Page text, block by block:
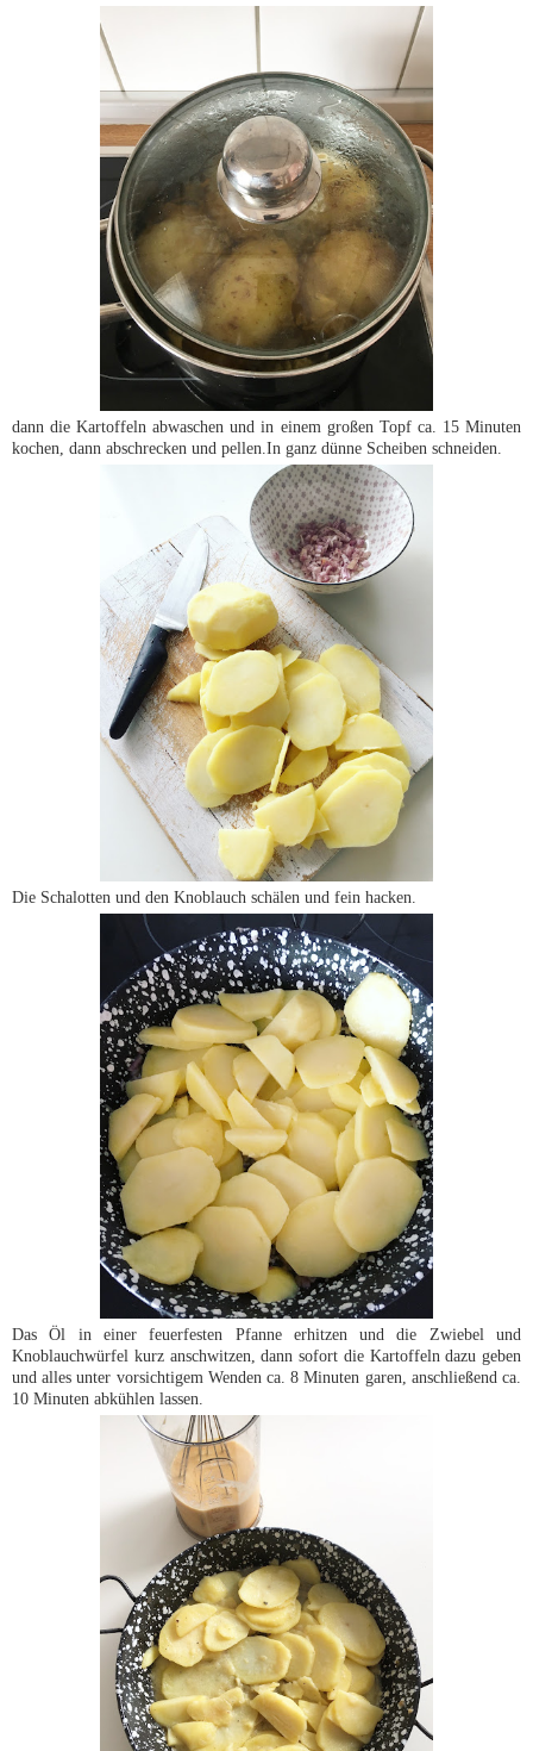
dann die Kartoffeln abwaschen und in einem großen Topf ca. 15 Minuten
kochen, dann abschrecken und pellen.In ganz dünne Scheiben schneiden.
Die Schalotten und den Knoblauch schälen und fein hacken.
Das Öl in einer feuerfesten Pfanne erhitzen und die Zwiebel und
Knoblauchwürfel kurz anschwitzen, dann sofort die Kartoffeln dazu geben
und alles unter vorsichtigem Wenden ca. 8 Minuten garen, anschließend ca.
10 Minuten abkühlen lassen.